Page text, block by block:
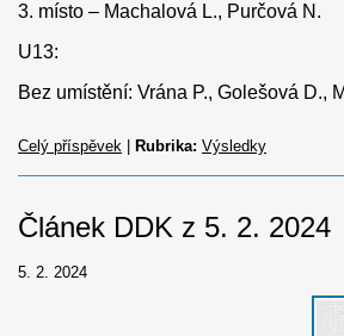
3. místo – Machalová L., Purčová N.
U13:
Bez umístění: Vrána P., Golešová D.,
Celý příspěvek Rubrika: Výsledky
Článek DDK z 5. 2. 2024
5. 2. 2024